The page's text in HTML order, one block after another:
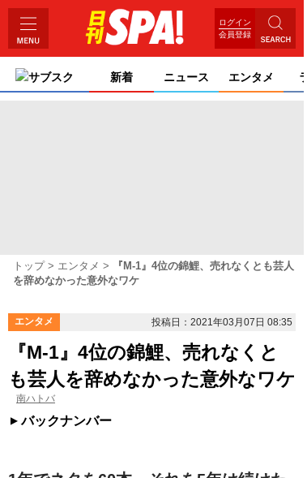
ログイン
会員登録
サブスク 新着 ニュース エンタメ
トップ エンタメ
『M-1』4位の錦鯉、売れなくとも芸人
を辞めなかった意外なワケ
エンタメ 投稿日：2021年03月07日 08:35
『M-1』4位の錦鯉、売れなくと
も芸人を辞めなかった意外なワケ
南ハトバ
バックナンバー